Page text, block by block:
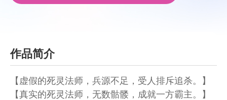
作品简介
【虚假的死灵法师，兵源不足，受人排斥追杀。】
【真实的死灵法师，无数骷髅，成就一方霸主。】